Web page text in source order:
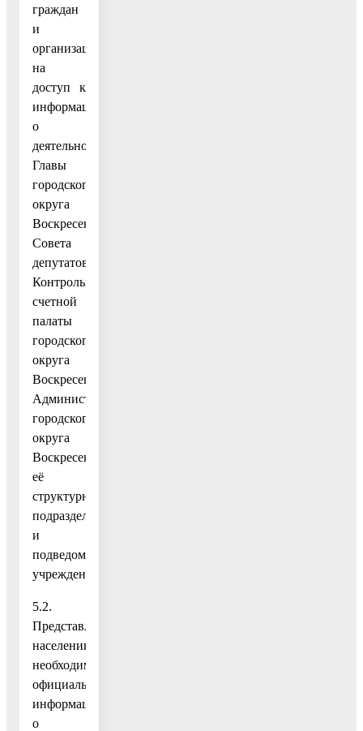
граждан
и
организаций
на
доступ к
информации
о
деятельности
Главы
городского
округа
Воскресенск,
Совета
депутатов,
Контрольно-
счетной
палаты
городского
округа
Воскресенск,
Администрации
городского
округа
Воскресенск,
её
структурных
подразделений
и
подведомственных
учреждений;
5.2.
Представление
населению
необходимой
официальной
информации
о